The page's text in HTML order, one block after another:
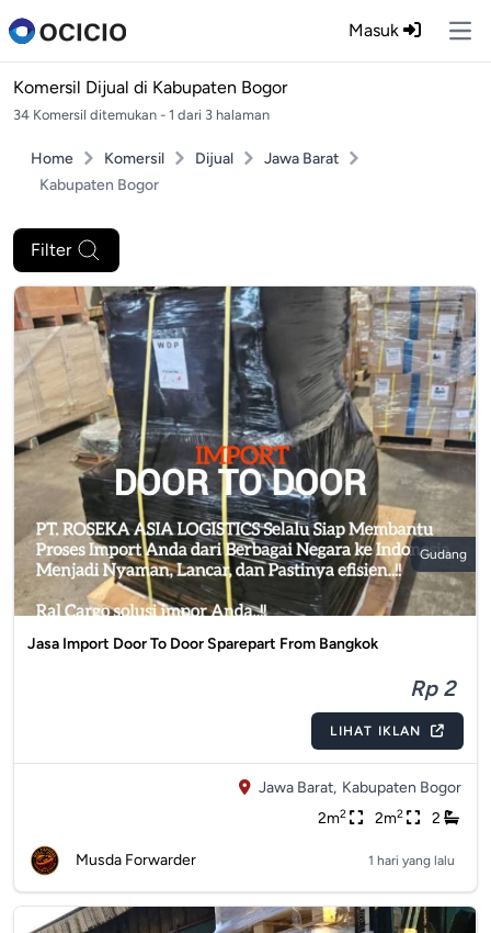
Masuk
Komersil Dijual di Kabupaten Bogor
34 Komersil ditemukan - 1 dari 3 halaman
Home Komersil Dijual
Jawa Barat
Kabupaten Bogor
Filter
Gudang
Jasa Import Door To Door Sparepart From Bangkok
Rp 2
LIHAT IKLAN
Jawa Barat, Kabupaten Bogor
2m2 2m2 2
Musda Forwarder 1 hari yang lalu